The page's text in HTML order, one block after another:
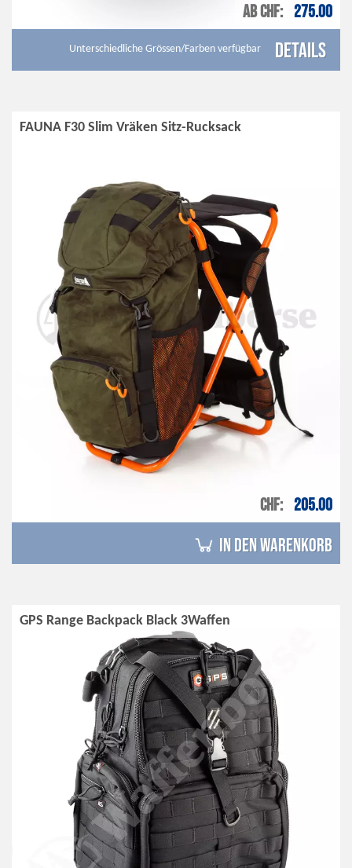
AB CHF 275.00
Unterschiedliche Grössen/Farben verfügbar Details
FAUNA F30 Slim Vräken Sitz-Rucksack
CHF 205.00
in den Warenkorb
GPS Range Backpack Black 3Waffen